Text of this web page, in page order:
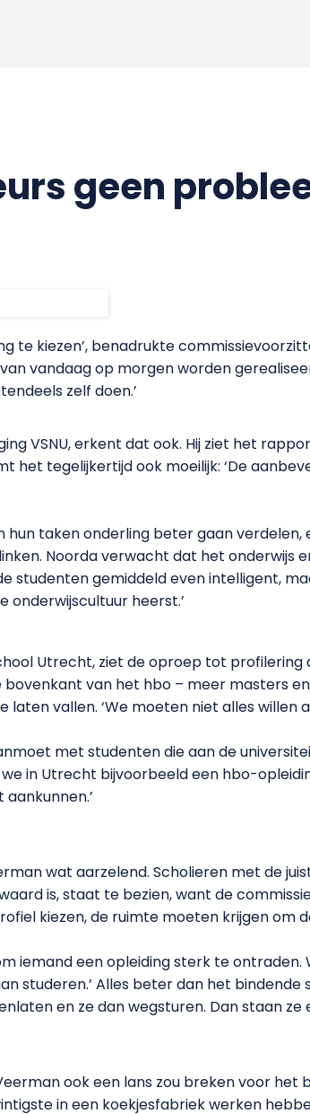
geen
te kiezen’, benadrukte
vandaag op morgen worden
zelf doen.’
VSNU, erkent dat ook. Hij ziet het
het tegelijkertijd ook moeilijk: ‘De
taken onderling beter gaan verdelen,
Noorda verwacht dat het onderwijs
studenten gemiddeld even intelligent,
onderwijscultuur heerst.’
Utrecht, ziet de oproep tot profilering
van het hbo – meer masters
vallen. ‘We moeten niet alles willen
met studenten die aan de
in Utrecht bijvoorbeeld een hbo-
wat aarzelend. Scholieren met de
is, staat te bezien, want de
kiezen, de ruimte moeten krijgen om
iemand een opleiding sterk te ontraden.
studeren.’ Alles beter dan het bindende
en ze dan wegsturen. Dan staan
ook een lans zou breken voor het
in een koekjesfabriek werken